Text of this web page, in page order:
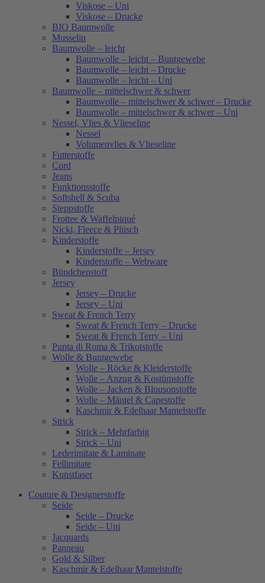
Viskose – Uni
Viskose – Drucke
BIO Baumwolle
Musselin
Baumwolle – leicht
Baumwolle – leicht – Buntgewebe
Baumwolle – leicht – Drucke
Baumwolle – leicht – Uni
Baumwolle – mittelschwer & schwer
Baumwolle – mittelschwer & schwer – Drucke
Baumwolle – mittelschwer & schwer – Uni
Nessel, Vlies & Vlieseline
Nessel
Volumenvlies & Vlieseline
Futterstoffe
Cord
Jeans
Funktionsstoffe
Softshell & Scuba
Steppstoffe
Frottee & Waffelpiqué
Nicki, Fleece & Plüsch
Kinderstoffe
Kinderstoffe – Jersey
Kinderstoffe – Webware
Bündchenstoff
Jersey
Jersey – Drucke
Jersey – Uni
Sweat & French Terry
Sweat & French Terry – Drucke
Sweat & French Terry – Uni
Punta di Roma & Trikotstoffe
Wolle & Buntgewebe
Wolle – Röcke & Kleiderstoffe
Wolle – Anzug & Kostümstoffe
Wolle – Jacken & Blousonstoffe
Wolle – Mäntel & Capestoffe
Kaschmir & Edelhaar Mantelstoffe
Strick
Strick – Mehrfarbig
Strick – Uni
Lederimitate & Laminate
Fellimitate
Kunstfaser
Couture & Designerstoffe
Seide
Seide – Drucke
Seide – Uni
Jacquards
Panneau
Gold & Silber
Kaschmir & Edelhaar Mantelstoffe